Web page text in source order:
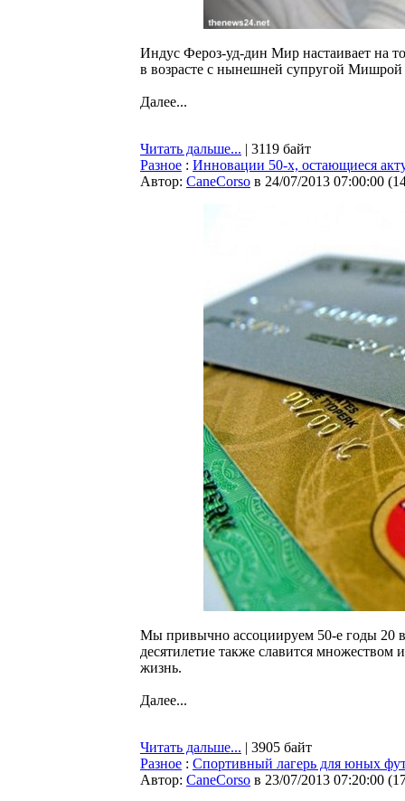
Индус Фероз-уд-дин Мир настаивает на
в возрасте с нынешней супругой Мишрой
Далее...
Читать дальше... | 3119 байт
Разное : Инновации 50-х, остающиеся
Автор: CaneCorso в 24/07/2013 07:00:00 (
Мы привычно ассоциируем 50-е годы 20
десятилетие также славится
жизнь.
Далее...
Читать дальше... | 3905 байт
Разное : Спортивный лагерь для юных
Автор: CaneCorso в 23/07/2013 07:20:00 (